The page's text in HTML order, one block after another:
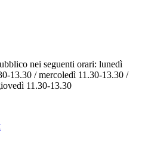
nei seguenti orari: lunedì
13.30 / mercoledì 11.30-13.30 /
11.30-13.30